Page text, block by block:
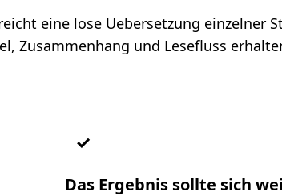
eine lose Uebersetzung einzelner
Zusammenhang und Lesefluss
✓
Das Ergebnis sollte sich